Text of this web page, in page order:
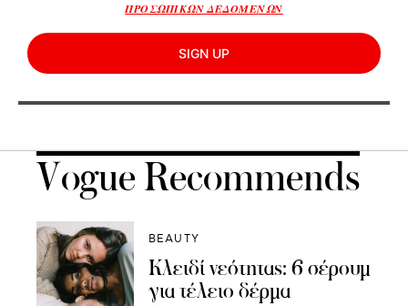
ΠΡΟΣΩΠΙΚΩΝ ΔΕΔΟΜΕΝΩΝ
SIGN UP
Vogue Recommends
BEAUTY
Κλειδί νεότητας: 6 σέρουμ
για τέλειο δέρμα